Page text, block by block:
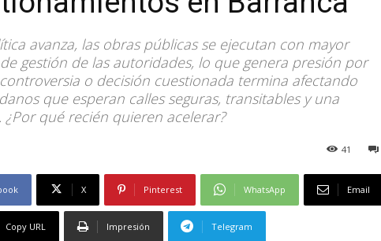
avanza, las obras públicas se ejecutan con mayor
gestión de las autoridades, lo que genera presión por
o decisión cuestionada termina afectando
que esperan calles seguras, transitables y una
qué recién quieren acelerar?
41
X Pinterest WhatsApp Email
Copy URL Impresión Telegram